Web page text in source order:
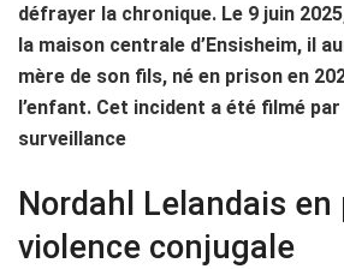
défrayer la chronique. Le 9 juin
la maison centrale d’Ensisheim, il
mère de son fils, né en prison en
l’enfant. Cet incident a été filmé
surveillance
Nordahl Lelandais en
violence conjugale